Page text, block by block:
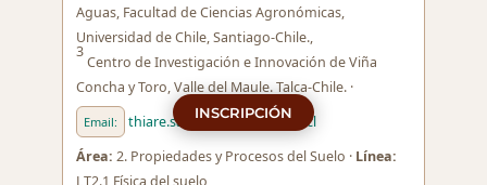
INSCRIPCIÓN
Aguas, Facultad de Ciencias Agronómicas,
Universidad de Chile, Santiago-Chile.,
3
Centro de Investigación e Innovación de Viña
Concha y Toro, Valle del Maule. Talca-Chile. ·
Email:
thiare.sanchez.e@ug.uchile.cl
Área: 2. Propiedades y Procesos del Suelo · Línea: